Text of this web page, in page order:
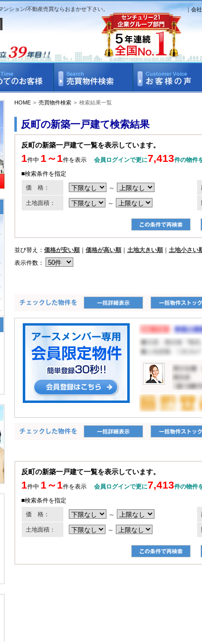
ション/不動産売買ならおまかせ下さい。 ｜会
HOME > 売買物件検索 > 検索結果一覧
反町の新築一戸建て検索結果
反町の新築一戸建て一覧を表示しています。
1件中 1～1件を表示 会員ログインで更に7,413件の物件
■検索条件を指定
価 格：
～
土地面積： ～
並び替え： 価格が安い順 価格が高い順 土地大きい順 土地小さい
表示件数：
反町の新築一戸建て一覧を表示しています。
1件中 1～1件を表示 会員ログインで更に7,413件の物件
■検索条件を指定
価 格：
～
土地面積： ～